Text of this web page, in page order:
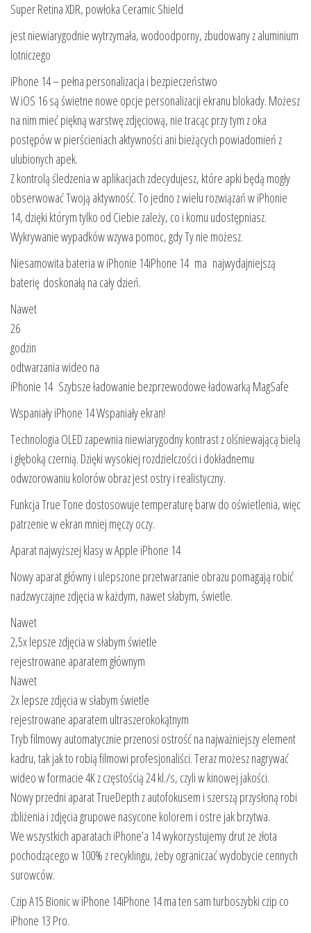
Super Retina XDR, powłoka Ceramic Shield
jest niewiarygodnie wytrzymała, wodoodporny, zbudowany z aluminium
lotniczego
iPhone 14 – pełna personalizacja i bezpieczeństwo
W iOS 16 są świetne nowe opcje personalizacji ekranu blokady. Możesz
na nim mieć piękną warstwę zdjęciową, nie tracąc przy tym z oka
postępów w pierścieniach aktywności ani bieżących powiadomień z
ulubionych apek.
Z kontrolą śledzenia w aplikacjach zdecydujesz, które apki będą mogły
obserwować Twoją aktywność. To jedno z wielu rozwiązań w iPhonie
14, dzięki którym tylko od Ciebie zależy, co i komu udostępniasz.
Wykrywanie wypadków wzywa pomoc, gdy Ty nie możesz.
Niesamowita bateria w iPhonie 14iPhone 14 ma najwydajniejszą
baterię doskonałą na cały dzień.
Nawet
26
godzin
odtwarzania wideo na
iPhonie 14 Szybsze ładowanie bezprzewodowe ładowarką MagSafe
Wspaniały iPhone 14 Wspaniały ekran!
Technologia OLED zapewnia niewiarygodny kontrast z olśniewającą bielą
i głęboką czernią. Dzięki wysokiej rozdzielczości i dokładnemu
odwzorowaniu kolorów obraz jest ostry i realistyczny.
Funkcja True Tone dostosowuje temperaturę barw do oświetlenia, więc
patrzenie w ekran mniej męczy oczy.
Aparat najwyższej klasy w Apple iPhone 14
Nowy aparat główny i ulepszone przetwarzanie obrazu pomagają robić
nadzwyczajne zdjęcia w każdym, nawet słabym, świetle.
Nawet
2,5x lepsze zdjęcia w słabym świetle
rejestrowane aparatem głównym
Nawet
2x lepsze zdjęcia w słabym świetle
rejestrowane aparatem ultraszerokokątnym
Tryb filmowy automatycznie przenosi ostrość na najważniejszy element
kadru, tak jak to robią filmowi profesjonaliści. Teraz możesz nagrywać
wideo w formacie 4K z częstością 24 kl./s, czyli w kinowej jakości.
Nowy przedni aparat TrueDepth z autofokusem i szerszą przysłoną robi
zbliżenia i zdjęcia grupowe nasycone kolorem i ostre jak brzytwa.
We wszystkich aparatach iPhone’a 14 wykorzystujemy drut ze złota
pochodzącego w 100% z recyklingu, żeby ograniczać wydobycie cennych
surowców.
Czip A15 Bionic w iPhone 14iPhone 14 ma ten sam turboszybki czip co
iPhone 13 Pro.